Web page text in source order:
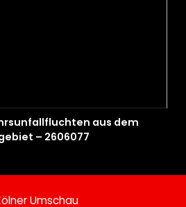
aus dem
– 2606077
Umschau